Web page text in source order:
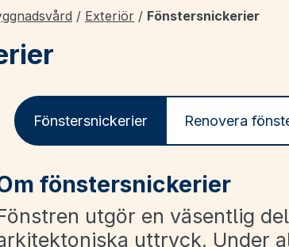
/ Exteriör / Fönstersnickerier
Fönstersnickerier Renovera
fönstersnickerier
utgör en väsentlig
uttryck. Under